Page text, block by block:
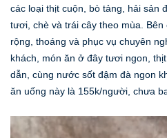
các loại thịt cuộn, bò tảng, hải sản
tươi, chè và trái cây theo mùa.
rộng, thoáng và phục vụ chuyên
khách, món ăn ở đây tươi ngon,
dẫn, cùng nước sốt đậm đà ngon
ăn uống này là 155k/người, chưa